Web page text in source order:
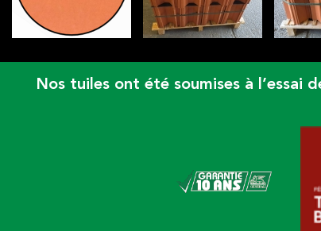
Nos tuiles ont été soumises à l’essai